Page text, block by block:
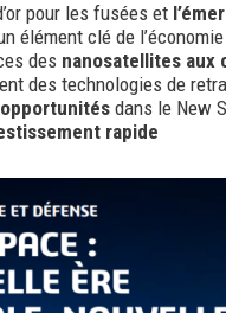
pour les fusées et
élément clé de
des nanosatellites aux
des technologies de
dans le New
rapide